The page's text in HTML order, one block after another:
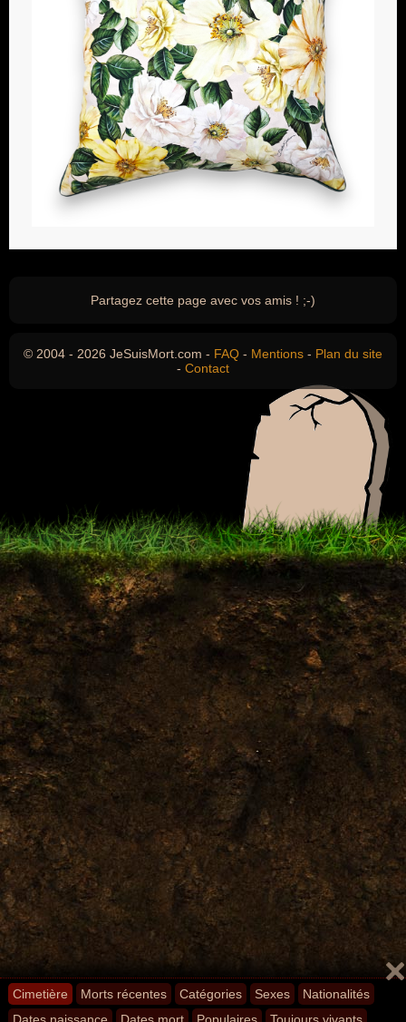
Cimetière Morts récentes Catégories Sexes
Nationalités
Partagez cette page avec vos amis ! ;-)
© 2004 - 2026 JeSuisMort.com - FAQ - Mentions - Plan du site
- Contact